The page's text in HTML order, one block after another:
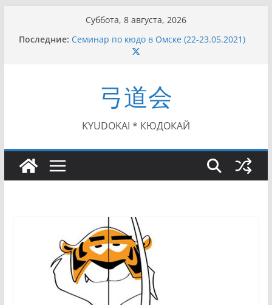
содержимому
Суббота, 8 августа, 2026
Последние: Семинар по кюдо в Омске (22-23.05.2021)
Чемпионат Росcии, Дёмино (2-5.09.2021)
II Кубок Посла Японии в России по Кюдо,
Орёл (25.07.2021)
I этап Кубка Московской области по Кюдо /
Сейдокан II (27.06.2021)
弓道会
KYUDOKAI * КЮДОКАЙ